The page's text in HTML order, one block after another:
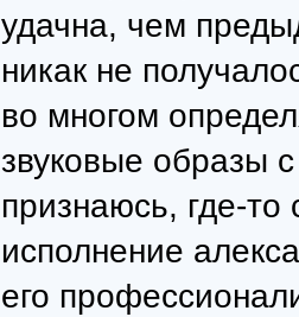
удачна, чем
никак не
во многом
звуковые образы
признаюсь, где-
исполнение
его